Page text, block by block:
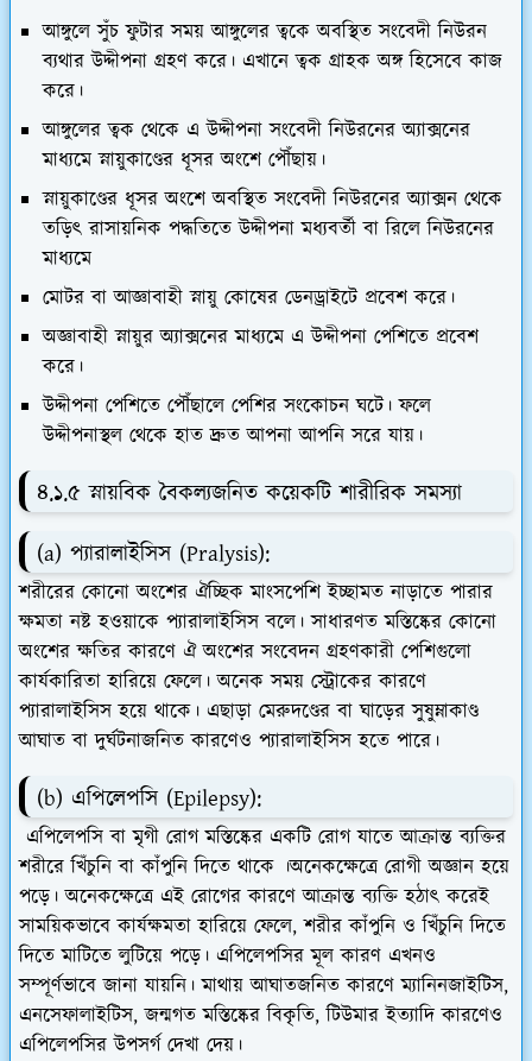
আঙ্গুলে সুঁচ ফুটার সময় আঙ্গুলের ত্বকে অবস্থিত সংবেদী নিউরন
ব্যথার উদ্দীপনা গ্রহণ করে। এখানে ত্বক গ্রাহক অঙ্গ হিসেবে কাজ
করে।
আঙ্গুলের ত্বক থেকে এ উদ্দীপনা সংবেদী নিউরনের অ্যাক্সনের
মাধ্যমে স্নায়ুকাণ্ডের ধূসর অংশে পৌঁছায়।
স্নায়ুকাণ্ডের ধূসর অংশে অবস্থিত সংবেদী নিউরনের অ্যাক্সন থেকে
তড়িৎ রাসায়নিক পদ্ধতিতে উদ্দীপনা মধ্যবর্তী বা রিলে নিউরনের
মাধ্যমে
মোটর বা আজ্ঞাবাহী স্নায়ু কোষের ডেনড্রাইটে প্রবেশ করে।
অজ্ঞাবাহী স্নায়ুর অ্যাক্সনের মাধ্যমে এ উদ্দীপনা পেশিতে প্রবেশ
করে।
উদ্দীপনা পেশিতে পৌঁছালে পেশির সংকোচন ঘটে। ফলে
উদ্দীপনাস্থল থেকে হাত দ্রুত আপনা আপনি সরে যায়।
৪.১.৫ স্নায়বিক বৈকল্যজনিত কয়েকটি শারীরিক সমস্যা
(a) প্যারালাইসিস (Pralysis):
শরীরের কোনো অংশের ঐচ্ছিক মাংসপেশি ইচ্ছামত নাড়াতে পারার
ক্ষমতা নষ্ট হওয়াকে প্যারালাইসিস বলে। সাধারণত মস্তিষ্কের কোনো
অংশের ক্ষতির কারণে ঐ অংশের সংবেদন গ্রহণকারী পেশিগুলো
কার্যকারিতা হারিয়ে ফেলে। অনেক সময় স্ট্রোকের কারণে
প্যারালাইসিস হয়ে থাকে। এছাড়া মেরুদণ্ডের বা ঘাড়ের সুষুম্নাকাণ্ড
আঘাত বা দুর্ঘটনাজনিত কারণেও প্যারালাইসিস হতে পারে।
(b) এপিলেপসি (Epilepsy):
এপিলেপসি বা মৃগী রোগ মস্তিষ্কের একটি রোগ যাতে আক্রান্ত ব্যক্তির
শরীরে খিঁচুনি বা কাঁপুনি দিতে থাকে ।অনেকক্ষেত্রে রোগী অজ্ঞান হয়ে
পড়ে। অনেকক্ষেত্রে এই রোগের কারণে আক্রান্ত ব্যক্তি হঠাৎ করেই
সাময়িকভাবে কার্যক্ষমতা হারিয়ে ফেলে, শরীর কাঁপুনি ও খিঁচুনি দিতে
দিতে মাটিতে লুটিয়ে পড়ে। এপিলেপসির মূল কারণ এখনও
সম্পূর্ণভাবে জানা যায়নি। মাথায় আঘাতজনিত কারণে ম্যানিনজাইটিস,
এনসেফালাইটিস, জন্মগত মস্তিষ্কের বিকৃতি, টিউমার ইত্যাদি কারণেও
এপিলেপসির উপসর্গ দেখা দেয়।